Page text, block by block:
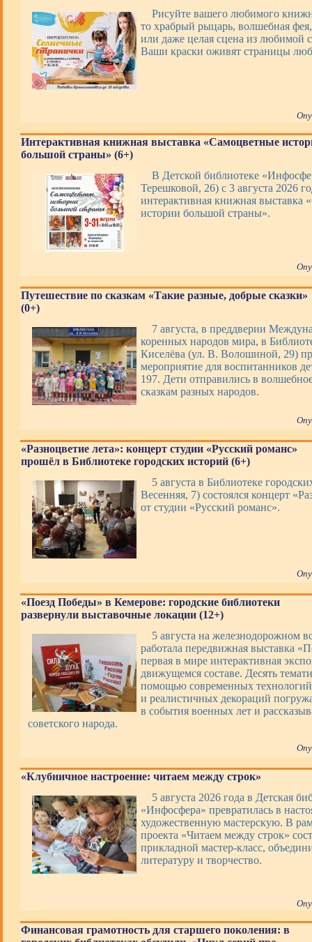
Рисуйте вашего любимого
то храбрый рыцарь, волшебная
или даже целая сцена из любимой
Ваши краски оживят страницы
Интерактивная книжная выставка «Самоцветные
большой страны» (6+)
В Детской библиотеке
Терешковой, 26) с 3 августа 2026
интерактивная книжная выставка
истории большой страны».
Путешествие по сказкам «Такие разные, добрые сказки»
(0+)
7 августа, в преддверии
коренных народов мира, в
Киселёва (ул. В. Волошиной, 29)
мероприятие для воспитанников
197. Дети отправились в
сказкам разных народов.
«Разноцветие лета»: концерт студии «Русский романс»
прошёл в Библиотеке городских историй (6+)
5 августа в Библиотеке
Весенняя, 7) состоялся концерт
от студии «Русский романс».
«Поезд Победы» в Кемерове: городские библиотеки
развернули выставочные локации (12+)
5 августа на железнодорожном
работала передвижная выставка
первая в мире интерактивная
движущемся составе. Десять
помощью современных
и реалистичных декораций
в события военных лет и
советского народа.
«Клубничное настроение: читаем между строк»
5 августа 2026 года в Детская
«Инфосфера» превратилась в
художественную мастерскую. В
проекта «Читаем между строк»
прикладной мастер-класс,
литературу и творчество.
Финансовая грамотность для старшего поколения: в